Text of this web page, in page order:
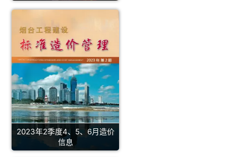
2023年2季度4、5、6月造价
信息